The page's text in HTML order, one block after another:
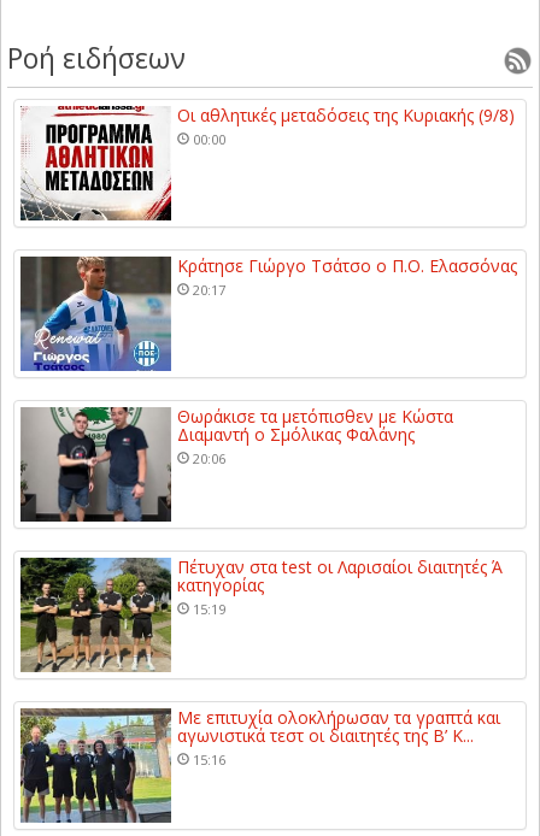
Ροή ειδήσεων
Οι αθλητικές μεταδόσεις της Κυριακής (9/8)
00:00
Κράτησε Γιώργο Τσάτσο ο Π.Ο. Ελασσόνας
20:17
Θωράκισε τα μετόπισθεν με Κώστα
Διαμαντή ο Σμόλικας Φαλάνης
20:06
Πέτυχαν στα test οι Λαρισαίοι διαιτητές Ά
κατηγορίας
15:19
Με επιτυχία ολοκλήρωσαν τα γραπτά και
αγωνιστικά τεστ οι διαιτητές της Β’ Κ...
15:16